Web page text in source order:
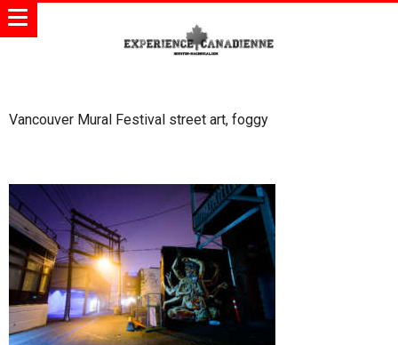
Vancouver Mural Festival street art, foggy